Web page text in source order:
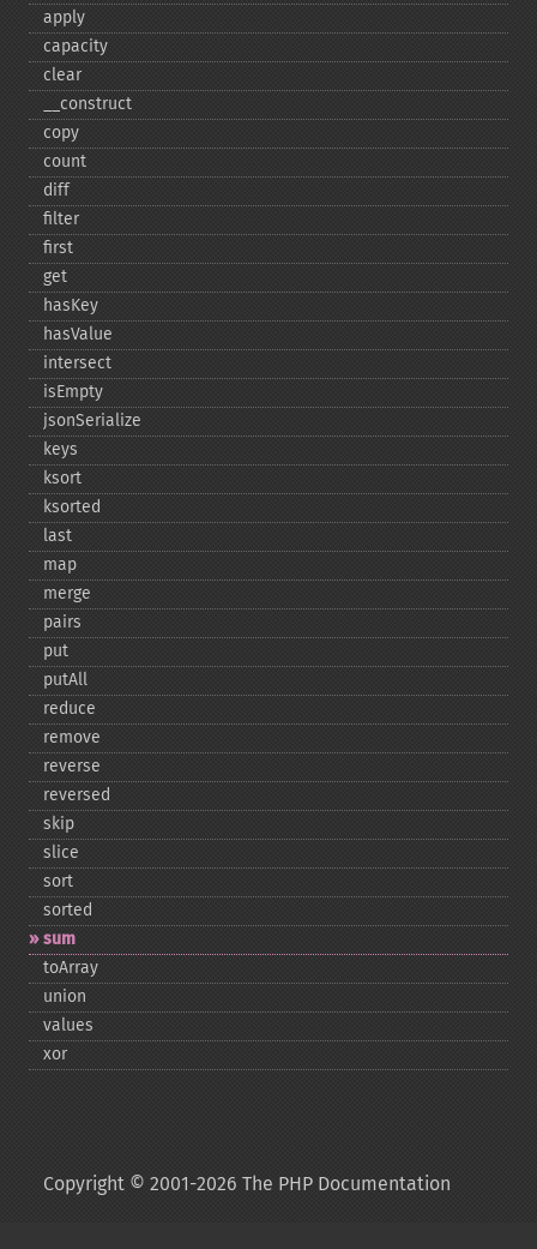
apply
capacity
clear
_​_​construct
copy
count
diff
filter
first
get
hasKey
hasValue
intersect
isEmpty
jsonSerialize
keys
ksort
ksorted
last
map
merge
pairs
put
putAll
reduce
remove
reverse
reversed
skip
slice
sort
sorted
sum
toArray
union
values
xor
Copyright © 2001-2026 The PHP Documentation